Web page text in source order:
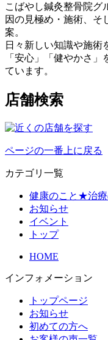
こばやし鍼灸整骨院グ
因の見極め・施術、そ
案。
日々新しい知識や施術
「安心」「健やかさ
ています。
店舗検索
ページの一番上に戻る
カテゴリ一覧
健康のこと★治療
お知らせ
イベント
トップ
HOME
インフォメーション
トップページ
お知らせ
初めての方へ